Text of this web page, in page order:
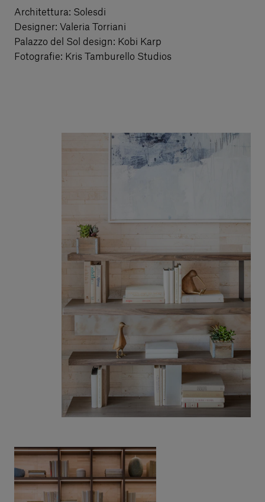
Architettura: Solesdi
Designer: Valeria Torriani
Palazzo del Sol design: Kobi Karp
Fotografie: Kris Tamburello Studios